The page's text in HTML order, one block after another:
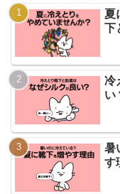
夏
下
冷
い
暑
す